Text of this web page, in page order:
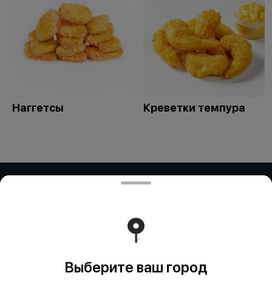
Наггетсы Креветки темпура
ЧАСТНОЕ ПРЕДПРИЯТИЕ "ПРИМАР
БЕЛАРУСЬ, БРЕСТСКАЯ ОБЛ., Г. ПИНСК, УЛ.
РОКОССОВСКОГО, ДОМ 23Д/2, 225715 УНП: 291838328
"Карт-счет: BY59ALFA30122E81510010270000 в BYN в
ЗАО 'Альфа-Банк', БИК: ALFABY2X"
Выберите ваш город